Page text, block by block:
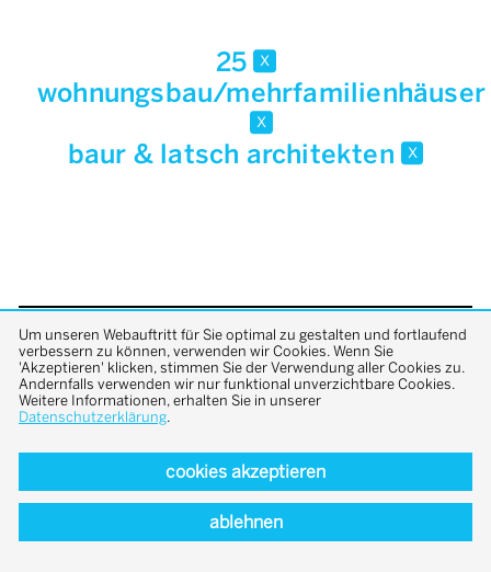
25 x
wohnungsbau/mehrfamilienhäuser
x
baur & latsch architekten x
back to top
Um unseren Webauftritt für Sie optimal zu gestalten und fortlaufend
verbessern zu können, verwenden wir Cookies. Wenn Sie
'Akzeptieren' klicken, stimmen Sie der Verwendung aller Cookies zu.
Andernfalls verwenden wir nur funktional unverzichtbare Cookies.
Weitere Informationen, erhalten Sie in unserer
Datenschutzerklärung.
cookies akzeptieren
ablehnen